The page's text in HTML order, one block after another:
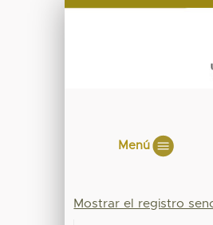
Menú
Mostrar el registro